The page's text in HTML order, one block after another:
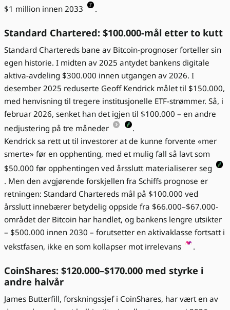
$1 million innen 2033
.
Standard Chartered: $100.000-mål etter to kutt
Standard Chartereds bane av Bitcoin-prognoser forteller sin
egen historie. I midten av 2025 antydet bankens digitale
aktiva-avdeling $300.000 innen utgangen av 2026. I
desember 2025 reduserte Geoff Kendrick målet til $150.000,
med henvisning til tregere institusjonelle ETF-strømmer. Så, i
februar 2026, senket han det igjen til $100.000 – en andre
nedjustering på tre måneder
.
Kendrick sa rett ut til investorer at de kunne forvente «mer
smerte» før en opphenting, med et mulig fall så lavt som
$50.000 før opphentingen ved årsslutt materialiserer seg
. Men den avgjørende forskjellen fra Schiffs prognose er
retningen: Standard Chartereds mål på $100.000 ved
årsslutt innebærer betydelig oppside fra $66.000–$67.000-
området der Bitcoin har handlet, og bankens lengre utsikter
– $500.000 innen 2030 – forutsetter en aktivaklasse fortsatt i
vekstfasen, ikke en som kollapser mot irrelevans
.
CoinShares: $120.000–$170.000 med styrke i
andre halvår
James Butterfill, forskningssjef i CoinShares, har vært en av